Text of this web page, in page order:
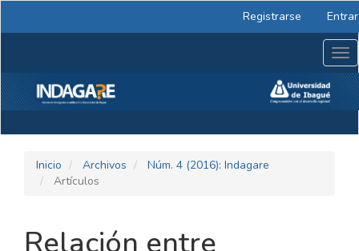
lateral
Registrarse Entrar
Inicio Archivos
Núm. 4 (2016): Indagare
Artículos